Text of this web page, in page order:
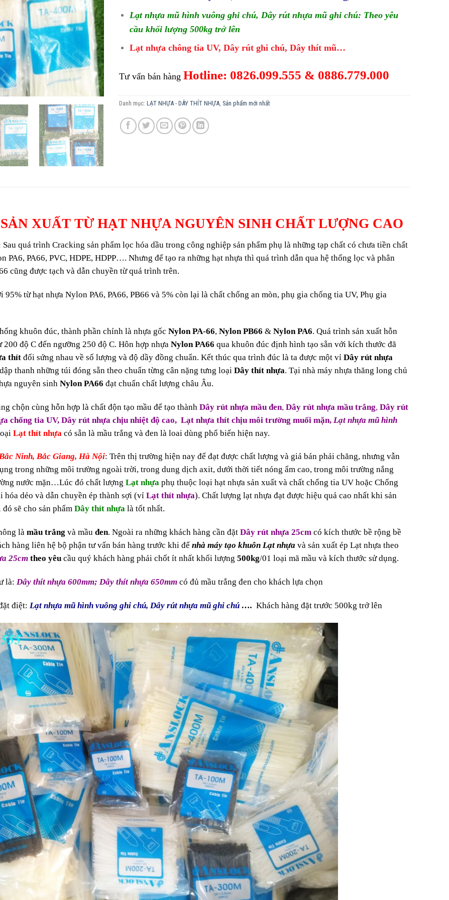
Lạt nhựa mũ hình vuông ghi chú, Dây rút nhựa mũ ghi chú: Theo yêu
cầu khối lượng 500kg trở lên
Lạt nhựa chông tia UV, Dây rút ghi chú, Dây thít mũ…
Tư vấn bán hàng Hotline: 0826.099.555 & 0886.779.000
Danh mục: LẠT NHỰA - DÂY THÍT NHỰA Sản phẩm mới nhất
XUẤT TỪ HẠT NHỰA NGUYÊN SINH CHẤT LƯỢNG CAO
quá trình Cracking sản phẩm lọc hóa dầu trong công nghiệp sản phẩm phụ là những tạp chất có chưa tiền chất
PA6, PA66, PVC, HDPE, HDPP…. Nhưng để tạo ra những hạt nhựa thì quá trình dẫn qua hệ thống lọc và phân
cũng được tạch và dẫn chuyền từ quá trình trên.
95% từ hạt nhựa Nylon PA6, PA66, PB66 và 5% còn lại là chất chống an mòn, phụ gia chống tia UV, Phụ gia
khuôn đúc, thành phần chính là nhựa gốc Nylon PA-66, Nylon PB66 & Nylon PA6. Quá trình sản xuất hỗn
độ C đến ngưỡng 250 độ C. Hôn hợp nhựa Nylon PA66 qua khuôn đúc định hình tạo sẵn với kích thước đã
thít đối sứng nhau về số lượng và độ dầy đồng chuẩn. Kết thúc qua trình đúc là ta được một vỉ Dây rút nhựa
thanh những túi đóng sẵn theo chuẩn từng cân nặng tưng loại Dây thít nhựa. Tại nhà máy nhựa thăng long chủ
nguyên sinh Nylon PA66 đạt chuẩn chất lượng châu Âu.
chộn cùng hỗn hợp là chất độn tạo mầu để tạo thành Dây rút nhựa mầu đen, Dây rút nhựa mầu trắng, Dây rút
chống tia UV, Dây rút nhựa chịu nhiệt độ cao, Lạt nhựa thít chịu môi trường muối mặn, Lạt nhựa mũ hình
Lạt thít nhựa có sẵn là mầu trắng và đen là loai dùng phổ biến hiện nay.
Ninh, Bắc Giang, Hà Nội: Trên thị trường hiện nay để đạt được chất lượng và giá bán phải chăng, nhưng vẫn
trong những môi trường ngoài trời, trong dung dịch axit, dưới thời tiết nóng ẩm cao, trong môi trường nắng
nước mặn…Lúc đó chất lượng Lạt nhựa phụ thuộc loại hạt nhựa sản xuất và chất chống tia UV hoặc Chống
hóa dẻo và dẫn chuyền ép thành sợi (vỉ Lạt thít nhựa). Chất lượng lạt nhựa đạt được hiệu quả cao nhất khi sản
sẽ cho sản phẩm Dây thít nhựa là tốt nhất.
là mầu trắng và mầu đen. Ngoài ra những khách hàng cần đặt Dây rút nhựa 25cm có kích thước bề rộng bề
hàng liên hệ bộ phận tư vấn bán hàng trước khi để nhà máy tạo khuôn Lạt nhựa và sản xuất ép Lạt nhựa theo
25cm theo yêu cầu quý khách hàng phải chốt ít nhất khối lượng 500kg/01 loại mã mầu và kích thước sử dụng.
là: Dây thít nhựa 600mm; Dây thít nhựa 650mm có đủ mầu trắng đen cho khách lựa chọn
điệt: Lạt nhựa mũ hình vuông ghi chú, Dây rút nhựa mũ ghi chú …. Khách hàng đặt trước 500kg trở lên